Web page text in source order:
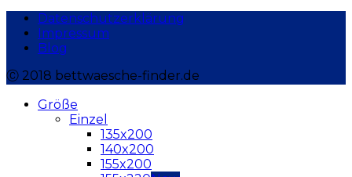
Datenschutzerklärung
Impressum
Blog
Ⓒ 2018 bettwaesche-finder.de
Größe
Einzel
135x200
140x200
155x200